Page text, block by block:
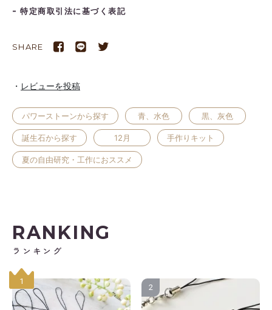
特定商取引法に基づく表記
SHARE
レビューを投稿
パワーストーンから探す 青、水色 黒、灰色
誕生石から探す 12月 手作りキット
夏の自由研究・工作におススメ
RANKING
ランキング
1
2